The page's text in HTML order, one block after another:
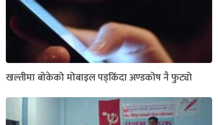
खल्तीमा बोकेको मोबाइल पड्किँदा अण्डकोष नै फुट्यो